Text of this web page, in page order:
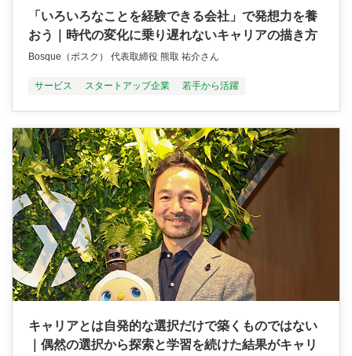
「いろいろなことを経験できる会社」で発想力を養
おう｜時代の変化に乗り遅れないキャリアの描き方
Bosque（ボスク） 代表取締役 熊取 祐介さん
サービス スタートアップ企業 若手から活躍
キャリアとは自発的な選択だけで築くものではない
｜偶然の選択から探索と学習を続けた結果がキャリ